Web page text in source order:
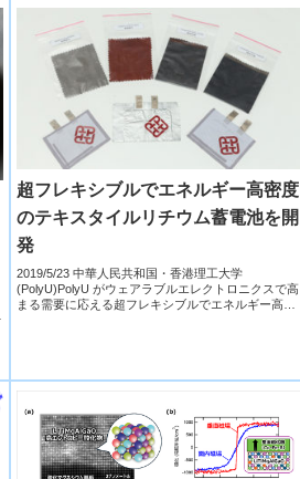
超フレキシブルでエネルギー高密度
のテキスタイルリチウム蓄電池を開
発
2019/5/23 中華人民共和国・香港理工大学
(PolyU)PolyU がウェアラブルエレクトロニクスで高
まる需要に応える超フレキシブルでエネルギー高密